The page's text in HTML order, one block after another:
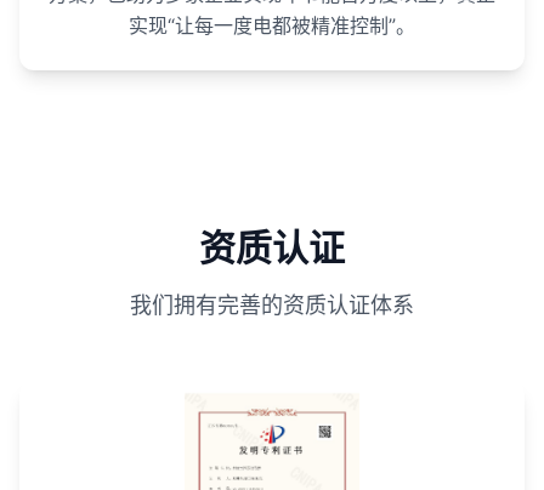
实现“让每一度电都被精准控制”。
资质认证
我们拥有完善的资质认证体系